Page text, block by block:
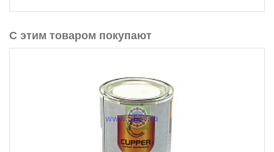
С этим товаром покупают